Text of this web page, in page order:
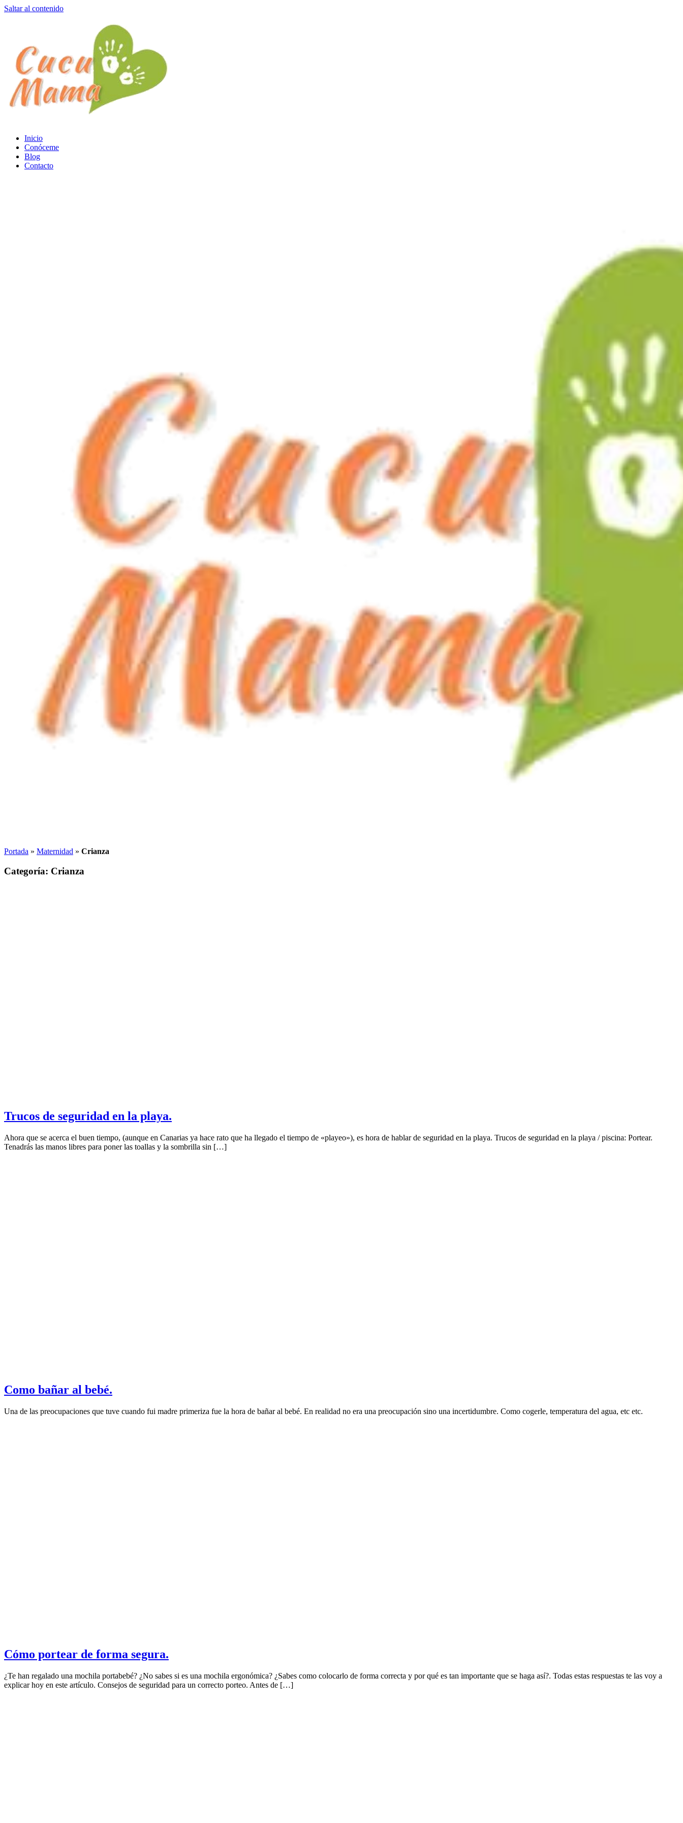
Saltar al contenido
Inicio
Conóceme
Blog
Contacto
Portada » Maternidad » Crianza
Categoría: Crianza
Trucos de seguridad en la playa.
Ahora que se acerca el buen tiempo, (aunque en Canarias ya hace rato que ha llegado el tiempo de «playeo»), es hora de hablar de seguridad en la playa. Trucos de seguridad en la playa / piscina: Portear.
Tenadrás las manos libres para poner las toallas y la sombrilla sin […]
Como bañar al bebé.
Una de las preocupaciones que tuve cuando fui madre primeriza fue la hora de bañar al bebé. En realidad no era una preocupación sino una incertidumbre. Como cogerle, temperatura del agua, etc etc.
Cómo portear de forma segura.
¿Te han regalado una mochila portabebé? ¿No sabes si es una mochila ergonómica? ¿Sabes como colocarlo de forma correcta y por qué es tan importante que se haga así?. Todas estas respuestas te las voy a
explicar hoy en este artículo. Consejos de seguridad para un correcto porteo. Antes de […]